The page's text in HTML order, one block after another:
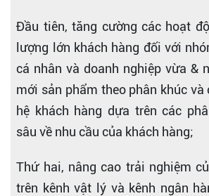
Đầu tiên, tăng cường các hoạt
lượng lớn khách hàng đối với
cá nhân và doanh nghiệp vừa &
mới sản phẩm theo phân khúc và
hệ khách hàng dựa trên các
sâu về nhu cầu của khách hàng;
Thứ hai, nâng cao trải nghiệm
trên kênh vật lý và kênh ngân